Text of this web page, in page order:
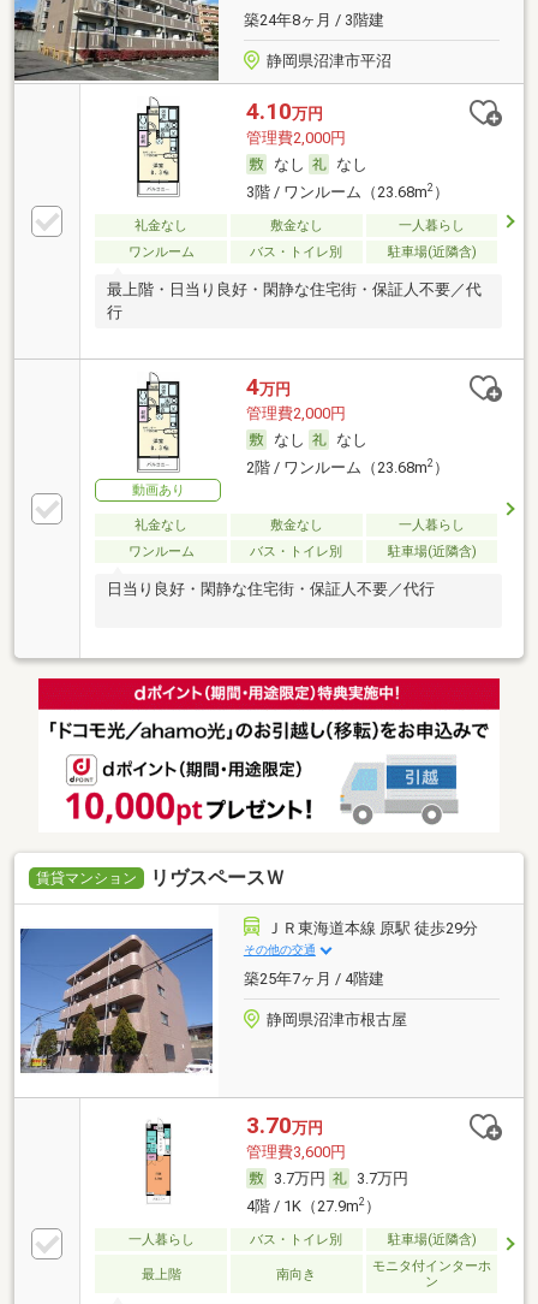
築24年8ヶ月 / 3階建
静岡県沼津市平沼
4.10万円
管理費2,000円
なし
なし
3階 / ワンルーム（23.68m2）
礼金なし 敷金なし
一人暮らし
ワンルーム
バス・トイレ別 駐車場(近隣含)
最上階・日当り良好・閑静な住宅街・保証人不要／代
行
動画あり
4万円
管理費2,000円
なし
なし
2階 / ワンルーム（23.68m2）
礼金なし 敷金なし
一人暮らし
ワンルーム
バス・トイレ別 駐車場(近隣含)
日当り良好・閑静な住宅街・保証人不要／代行
賃貸マンション リヴスペースＷ
ＪＲ東海道本線 原駅 徒歩29分
その他の交通
築25年7ヶ月 / 4階建
静岡県沼津市根古屋
3.70万円
管理費3,600円
3.7万円
3.7万円
4階 / 1K（27.9m2）
一人暮らし バス・トイレ別 駐車場(近隣含)
最上階 南向き
モニタ付インターホ
ン